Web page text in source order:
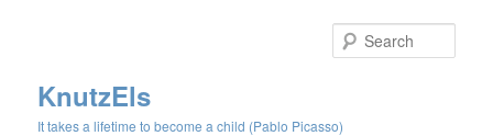
KnutzEls
It takes a lifetime to become a child (Pablo Picasso)